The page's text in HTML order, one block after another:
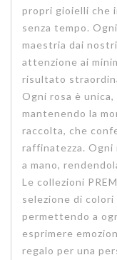
propri gioielli che
senza tempo.
maestria dai
attenzione ai
risultato
Ogni rosa è
mantenendo la
raccolta, che
raffinatezza. Ogni
a mano,
Le collezioni
selezione di
permettendo a
esprimere
regalo per una